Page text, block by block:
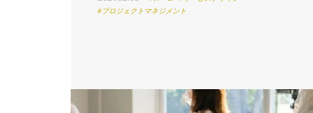
#プロジェクトマネジメント